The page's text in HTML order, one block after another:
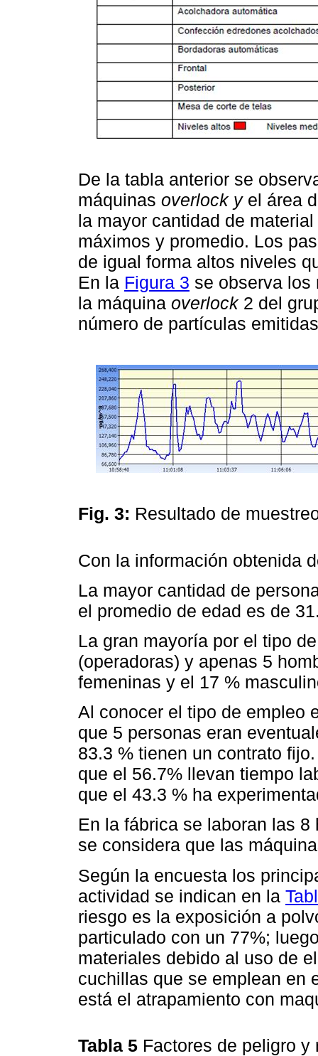
De la tabla anterior se
máquinas overlock yel área
la mayor cantidad de
máximos y promedio. Los
de igual forma altos niveles
En la Figura 3 se observa los
la máquina overlock2 del
número de partículas
Fig. 3: Resultado de
Con la información obtenida
La mayor cantidad de
el promedio de edad es de
La gran mayoría por el tipo
(operadoras) y apenas 5
femeninas y el 17 %
Al conocer el tipo de empleo
que 5 personas eran
83.3 % tienen un contrato
que el 56.7% llevan tiempo
que el 43.3 % ha
En la fábrica se laboran las
se considera que las
Según la encuesta los
actividad se indican en la
riesgo es la exposición a
particulado con un 77%;
materiales debido al uso de
cuchillas que se emplean en
está el atrapamiento con
Tabla 5 Factores de peligro